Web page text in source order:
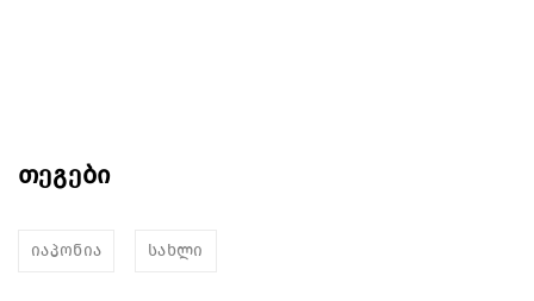
თეგები
იაპონია სახლი